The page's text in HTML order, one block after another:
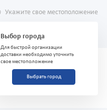
Укажите свое местоположение
Выбор города
Для быстрой организации
доставки необходимо уточнить
свое местоположение
Выбрать город